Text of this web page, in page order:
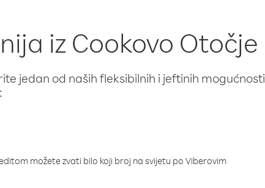
iz Cookovo Otočje
jedan od naših fleksibilnih i jeftinih mogućnosti
možete zvati bilo koji broj na svijetu po Viberovim